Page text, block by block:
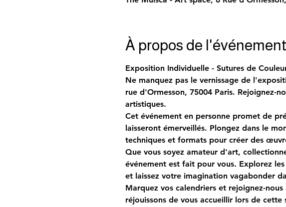
À propos de l'événement
Exposition Individuelle - Sutures de
Ne manquez pas le vernissage de
rue d'Ormesson, 75004 Paris. Rejoignez-
artistiques.
Cet événement en personne promet de
laisseront émerveillés. Plongez dans le
techniques et formats pour créer des
Que vous soyez amateur d'art,
événement est fait pour vous. Explorez
et laissez votre imagination vagabonder
Marquez vos calendriers et rejoignez-nous
réjouissons de vous accueillir lors de